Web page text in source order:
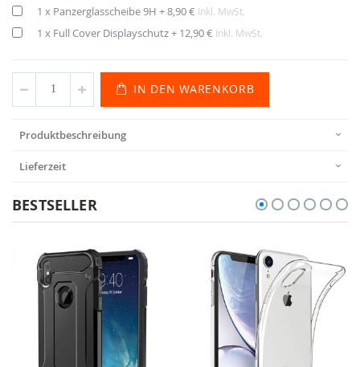
1 x Panzerglasscheibe 9H +8,90 € Inkl. MwSt.
1 x Full Cover Displayschutz+ 12,90 € Inkl. MwSt.
IN DEN WARENKORB
Produktbeschreibung
Lieferzeit
BESTSELLER